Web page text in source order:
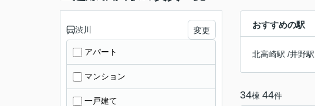
おすすめの駅
北高崎駅 /井野駅
34棟 44件
渋川 変更
アパート
マンション
一戸建て